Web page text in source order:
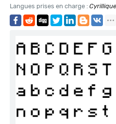
Langues prises en charge :